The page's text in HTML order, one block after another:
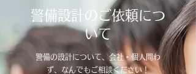
警備設計のご依頼につ
いて
警備の設計について、会社・個人問わ
ず、なんでもご相談ください！